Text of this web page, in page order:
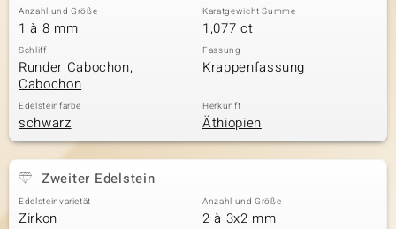
Anzahl und Größe
1 à 8 mm
Karatgewicht Summe
1,077 ct
Schliff
Runder Cabochon,
Cabochon
Fassung
Krappenfassung
Edelsteinfarbe
schwarz
Herkunft
Äthiopien
Zweiter Edelstein
Edelsteinvarietät
Zirkon
Anzahl und Größe
2 à 3x2 mm